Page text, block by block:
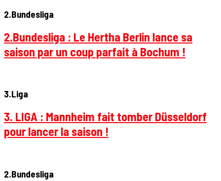
2.Bundesliga
2.Bundesliga : Le Hertha Berlin lance sa
saison par un coup parfait à Bochum !
3.Liga
3. LIGA : Mannheim fait tomber Düsseldorf
pour lancer la saison !
2.Bundesliga